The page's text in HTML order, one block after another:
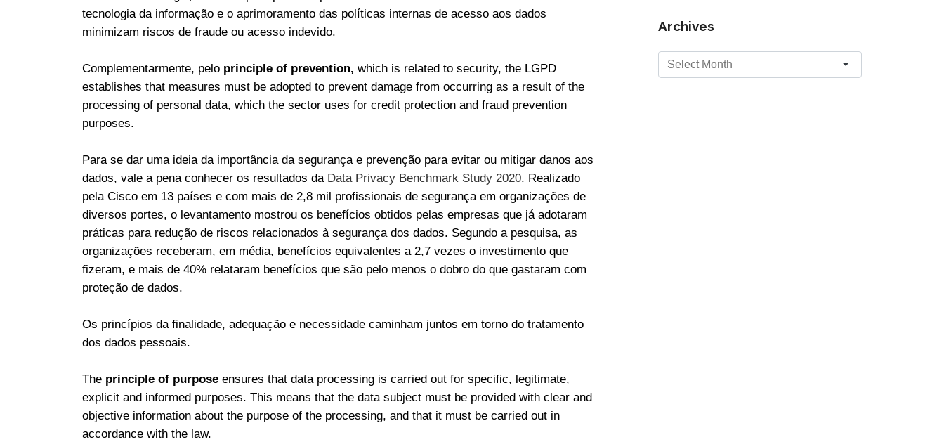
tecnologia da informação e o aprimoramento das políticas internas de acesso aos dados
minimizam riscos de fraude ou acesso indevido.
Complementarmente, pelo principle of prevention, which is related to security, the LGPD
establishes that measures must be adopted to prevent damage from occurring as a result of the
processing of personal data, which the sector uses for credit protection and fraud prevention
purposes.
Para se dar uma ideia da importância da segurança e prevenção para evitar ou mitigar danos aos
dados, vale a pena conhecer os resultados da Data Privacy Benchmark Study 2020. Realizado
pela Cisco em 13 países e com mais de 2,8 mil profissionais de segurança em organizações de
diversos portes, o levantamento mostrou os benefícios obtidos pelas empresas que já adotaram
práticas para redução de riscos relacionados à segurança dos dados. Segundo a pesquisa, as
organizações receberam, em média, benefícios equivalentes a 2,7 vezes o investimento que
fizeram, e mais de 40% relataram benefícios que são pelo menos o dobro do que gastaram com
proteção de dados.
Os princípios da finalidade, adequação e necessidade caminham juntos em torno do tratamento
dos dados pessoais.
The principle of purpose ensures that data processing is carried out for specific, legitimate,
explicit and informed purposes. This means that the data subject must be provided with clear and
objective information about the purpose of the processing, and that it must be carried out in
accordance with the law.
Archives